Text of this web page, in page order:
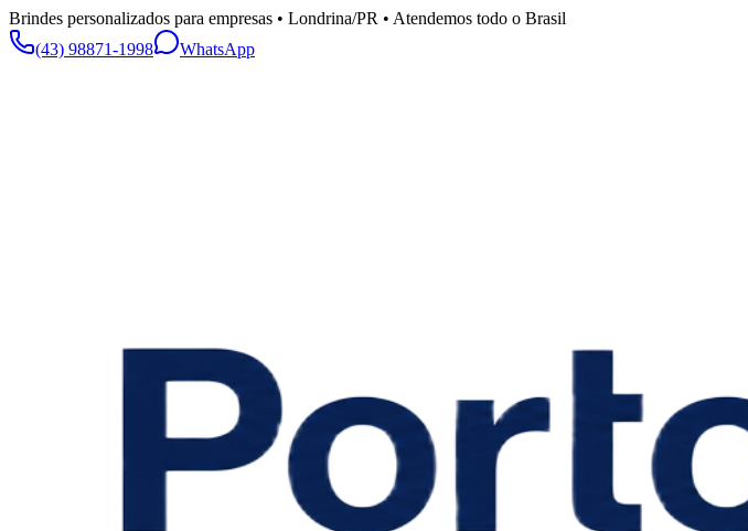
Brindes personalizados para empresas • Londrina/PR • Atendemos todo o Brasil
(43) 98871-1998
WhatsApp